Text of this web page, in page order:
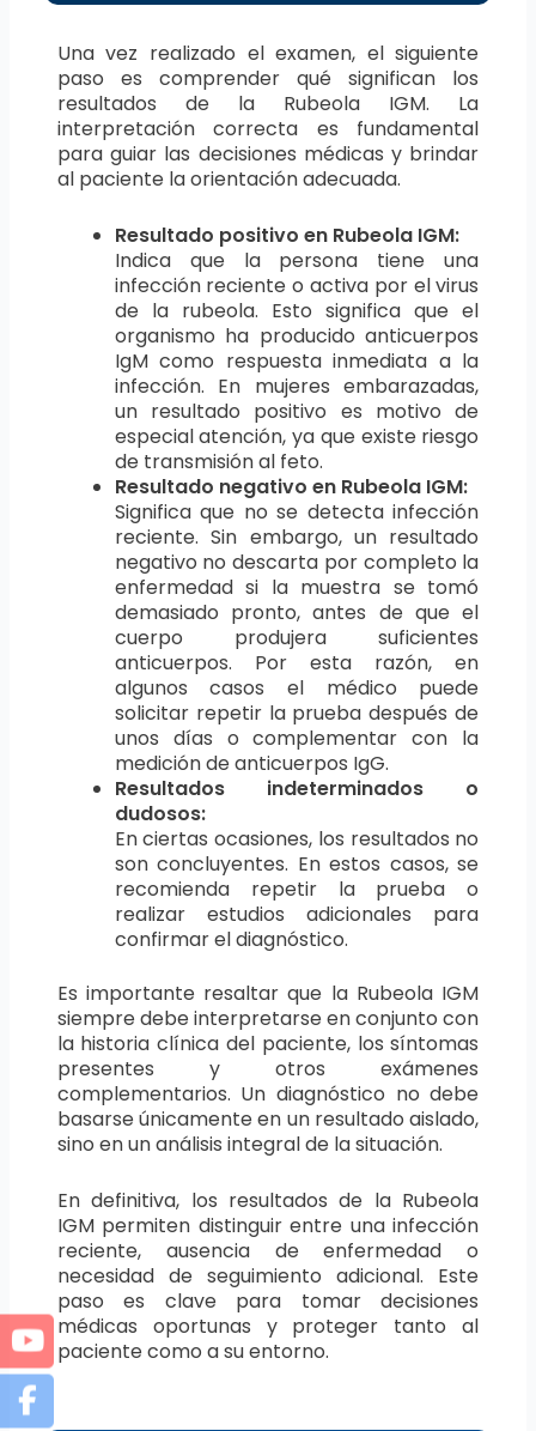
Una vez realizado el examen, el siguiente
paso es comprender qué significan los
resultados de la Rubeola IGM. La
interpretación correcta es fundamental
para guiar las decisiones médicas y brindar
al paciente la orientación adecuada.
Resultado positivo en Rubeola IGM:
Indica que la persona tiene una
infección reciente o activa por el virus
de la rubeola. Esto significa que el
organismo ha producido anticuerpos
IgM como respuesta inmediata a la
infección. En mujeres embarazadas,
un resultado positivo es motivo de
especial atención, ya que existe riesgo
de transmisión al feto.
Resultado negativo en Rubeola IGM:
Significa que no se detecta infección
reciente. Sin embargo, un resultado
negativo no descarta por completo la
enfermedad si la muestra se tomó
demasiado pronto, antes de que el
cuerpo produjera suficientes
anticuerpos. Por esta razón, en
algunos casos el médico puede
solicitar repetir la prueba después de
unos días o complementar con la
medición de anticuerpos IgG.
Resultados indeterminados o
dudosos:
En ciertas ocasiones, los resultados no
son concluyentes. En estos casos, se
recomienda repetir la prueba o
realizar estudios adicionales para
confirmar el diagnóstico.
Es importante resaltar que la Rubeola IGM
siempre debe interpretarse en conjunto con
la historia clínica del paciente, los síntomas
presentes y otros exámenes
complementarios. Un diagnóstico no debe
basarse únicamente en un resultado aislado,
sino en un análisis integral de la situación.
En definitiva, los resultados de la Rubeola
IGM permiten distinguir entre una infección
reciente, ausencia de enfermedad o
necesidad de seguimiento adicional. Este
paso es clave para tomar decisiones
médicas oportunas y proteger tanto al
paciente como a su entorno.